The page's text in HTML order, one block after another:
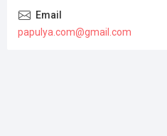
papulya.com@gmail.com